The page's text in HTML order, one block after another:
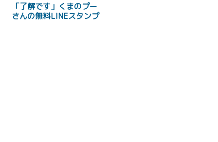
「了解です」くまのプー
さんの無料LINEスタンプ